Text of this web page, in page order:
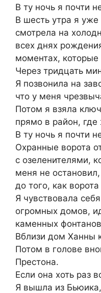
В ту ночь я почти
В шесть утра я
смотрела на
всех днях
моментах,
Через тридцать
Я позвонила на
что у меня
Потом я взяла
прямо в район,
В ту ночь я почти
Охранные ворота
с озеленителями,
меня не
до того, как
Я чувствовала
огромных домов,
каменных
Вблизи дом Ханны
Потом в голове
Престона.
Если она хоть раз
Я вышла из